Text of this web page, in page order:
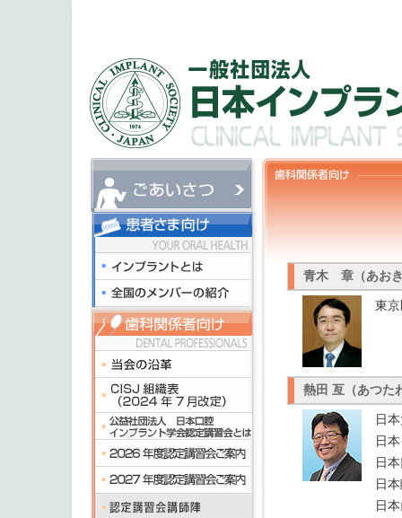
青木 章（あお
東
熱田 亙（あつた
日
日
日
日
日